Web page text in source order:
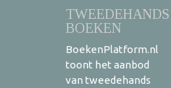
TWEEDEHANDS
BOEKEN
BoekenPlatform.nl
toont het aanbod
van tweedehands